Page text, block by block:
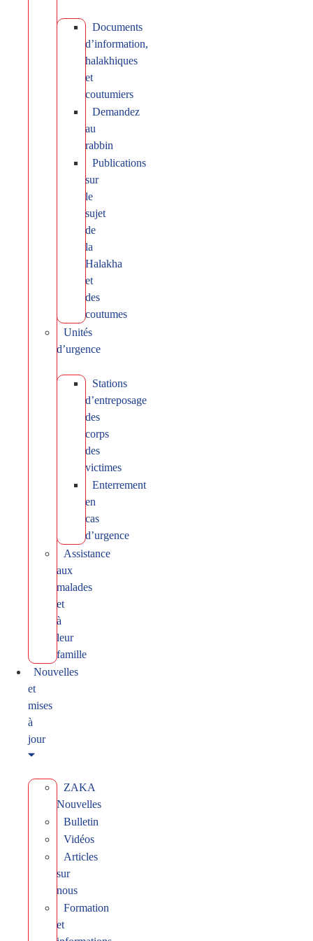
Documents
d’information,
halakhiques
et
coutumiers
Demandez
au
rabbin
Publications
sur
le
sujet
de
la
Halakha
et
des
coutumes
Unités
d’urgence
Stations
d’entreposage
des
corps
des
victimes
Enterrement
en
cas
d’urgence
Assistance
aux
malades
et
à
leur
famille
Nouvelles
et
mises
à
jour
ZAKA
Nouvelles
Bulletin
Vidéos
Articles
sur
nous
Formation
et